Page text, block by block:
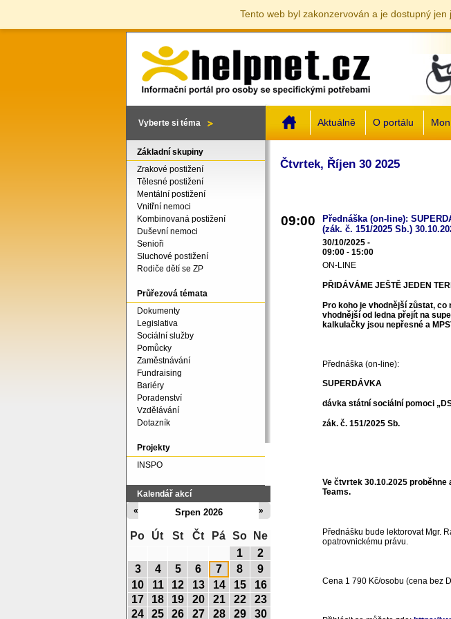
Tento web byl zakonzervován a je dostupný jen
Vyberte si téma Aktuálně O portálu
Čtvrtek, Říjen 30 2025
09:00
Přednáška (on-line):
(zák. č. 151/2025 Sb.)
30/10/2025 -
09:00 - 15:00
ON-LINE
PŘIDÁVÁME JEŠTĚ JEDEN
Pro koho je vhodnější zůstat,
vhodnější od ledna přejít na
kalkulačky jsou nepřesné a
Přednáška (on-line):
SUPERDÁVKA
dávka státní sociální pomoci
zák. č. 151/2025 Sb.
Ve čtvrtek 30.10.2025
Teams.
Přednášku bude lektorovat Mgr.
opatrovnickému právu.
Cena 1 790 Kč/osobu (cena bez
Základní skupiny
Zrakové postižení
Tělesné postižení
Mentální postižení
Vnitřní nemoci
Kombinovaná postižení
Duševní nemoci
Senioři
Sluchové postižení
Rodiče dětí se ZP
Průřezová témata
Dokumenty
Legislativa
Sociální služby
Pomůcky
Zaměstnávání
Fundraising
Bariéry
Poradenství
Vzdělávání
Dotazník
Projekty
INSPO
Kalendář akcí
Srpen 2026
« »
Po Út St Čt Pá So
Ne
1
2
3
4 5 6 7 8
9
10
11 12 13 14 15
16
17
18 19 20 21 22
23
24
25 26 27 28 29 30